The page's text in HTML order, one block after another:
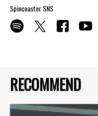
RECOMMEND
Spincoaster SNS